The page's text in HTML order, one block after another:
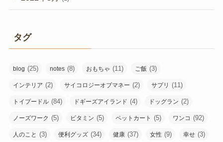
タグ
blog (25) notes (8) おもちゃ (11) ご飯 (3)
インテリア (2) サイコロジーオブマネー (2) サプリ (11)
トイプードル (84) ドギーズアイランド (4) ドッグラン (2)
ノーズワーク (5) ビタミン (5) ペットカート (5) ワンコ (92)
人のこと (3) 便利グッズ (34) 健康 (37) 女性 (9) 幸せ (3)